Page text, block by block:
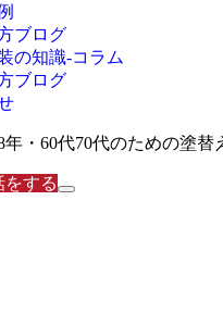
ブログ
の知識‐コラム
ブログ
・60代70代のための塗替
をする